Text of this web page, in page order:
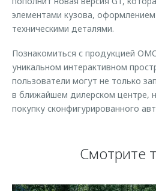
элементами кузова,
техническими деталями.
Познакомиться с продукцией
уникальном интерактивном
пользователи могут не только
в ближайшем дилерском центре,
покупку сконфигурированного
Смотрите